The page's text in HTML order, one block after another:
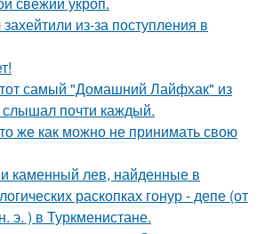
из-за поступления в
самый "Домашний Лайфхак" из
слышал почти каждый.
же как можно не принимать свою
каменный лев, найденные в
раскопках гонур - депе (от
э. ) в Туркменистане.